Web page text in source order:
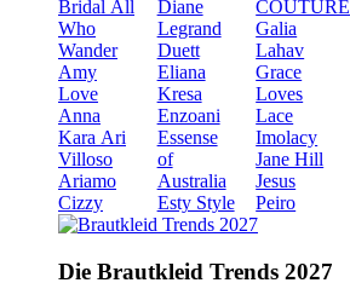
Bridal All
Who
Wander
Amy
Love
Anna
Kara Ari
Villoso
Ariamo
Cizzy
Diane
Legrand
Duett
Eliana
Kresa
Enzoani
Essense
of
Australia
Esty Style
COUTURE
Galia
Lahav
Grace
Loves
Lace
Imolacy
Jane Hill
Jesus
Peiro
Die Brautkleid Trends 2027